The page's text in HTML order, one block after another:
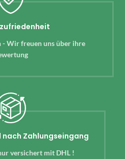
- Wir freuen uns über ihre
nach Zahlungseingang
versichert mit DHL !